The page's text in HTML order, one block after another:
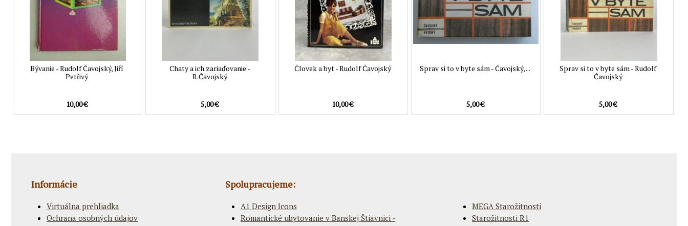
Bývanie - Rudolf Čavojský, Jiří
Petřivý
10,00 €
Chaty a ich zariaďovanie -
R.Čavojský
5,00 €
Človek a byt - Rudolf Čavojský
10,00 €
Sprav si to v byte sám - Čavojský, ...
5,00 €
Sprav si to v byte sám - Rudolf
Čavojský
5,00 €
Informácie
Virtuálna prehliadka
Ochrana osobných údajov
Spolupracujeme:
A1 Design Icons
Romantické ubytovanie v Banskej Štiavnici -
MEGA Starožitnosti
Starožitnosti R1